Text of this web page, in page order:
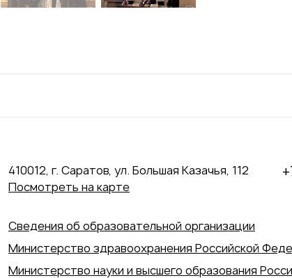
410012, г. Саратов, ул. Большая Казачья, 112
Посмотреть на карте
Сведения об образовательной организации
Министерство здравоохранения Российской
Министерство науки и высшего образования